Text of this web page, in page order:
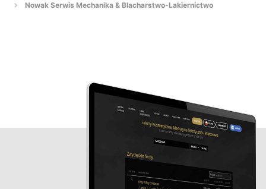
Nowak Serwis Mechanika & Blacharstwo-Lakiernictwo